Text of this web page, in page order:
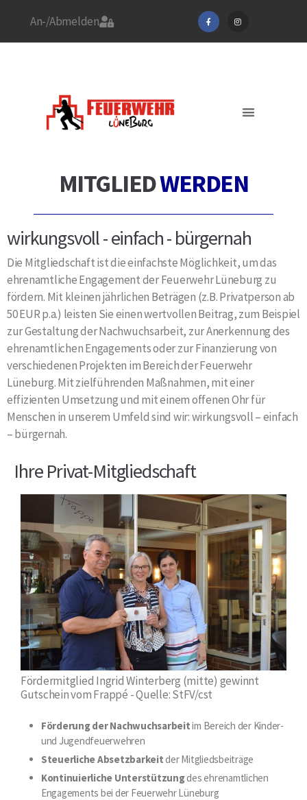
An-/Abmelden
MITGLIEDWERDEN
wirkungsvoll - einfach - bürgernah
Die Mitgliedschaft ist die einfachste Möglichkeit, um das
ehrenamtliche Engagement der Feuerwehr Lüneburg zu
fördern. Mit kleinen jährlichen Beträgen (z.B. Privatperson ab
50 EUR p.a.) leisten Sie einen wertvollen Beitrag, zum Beispiel
zur Gestaltung der Nachwuchsarbeit, zur Anerkennung des
ehrenamtlichen Engagements oder zur Finanzierung von
verschiedenen Projekten im Bereich der Feuerwehr
Lüneburg. Mit zielführenden Maßnahmen, mit einer
effizienten Umsetzung und mit einem offenen Ohr für
Menschen in unserem Umfeld sind wir: wirkungsvoll – einfach
– bürgernah.
Ihre Privat-Mitgliedschaft
Fördermitglied Ingrid Winterberg (mitte) gewinnt
Gutschein vom Frappé - Quelle: StFV/cst
Förderung der Nachwuchsarbeitim Bereich der Kinder-
und Jugendfeuerwehren
Steuerliche Absetzbarkeitder Mitgliedsbeiträge
Kontinuierliche Unterstützungdes ehrenamtlichen
Engagements bei der Feuerwehr Lüneburg